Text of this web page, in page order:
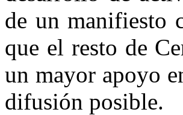
de un manifiesto
que el resto de
un mayor apoyo
difusión posible.